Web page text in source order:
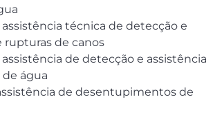
técnica de detecção e
rupturas de canos
de detecção e assistência
de água
de desentupimentos de